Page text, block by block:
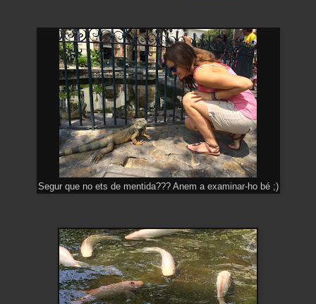
Segur que no ets de mentida??? Anem a examinar-ho bé ;)